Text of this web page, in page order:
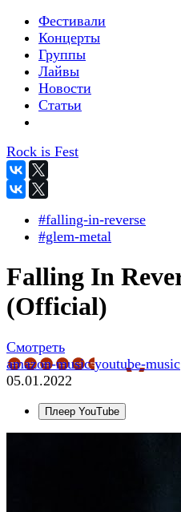
Фестивали
Концерты
Группы
Лайвы
Новости
Статьи
Rock is Fest
#falling-in-reverse
#glem-metal
Falling In
(Official)
Смотреть
amazon-musicyoutube-music
05.01.2022
Плеер YouTube